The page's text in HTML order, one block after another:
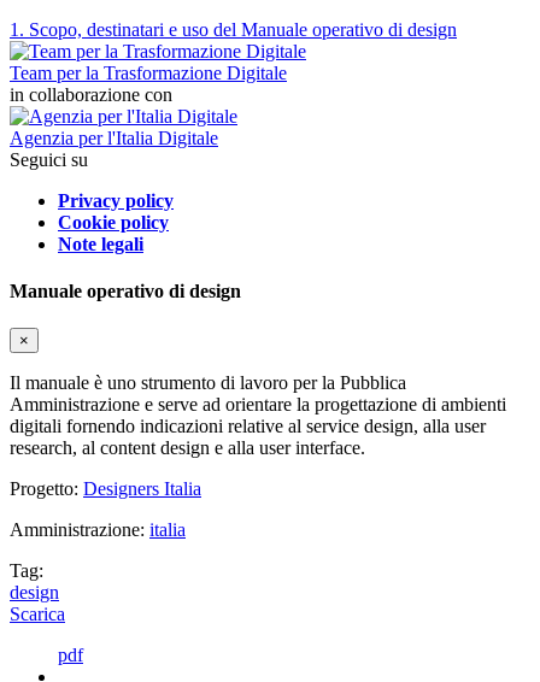
1. Scopo, destinatari e uso del Manuale operativo di design
Team per la Trasformazione Digitale
in collaborazione con
Agenzia per l'Italia Digitale
Seguici su
Privacy policy
Cookie policy
Note legali
Manuale operativo di design
×
Il manuale è uno strumento di lavoro per la Pubblica
Amministrazione e serve ad orientare la progettazione di ambienti
digitali fornendo indicazioni relative al service design, alla user
research, al content design e alla user interface.
Progetto: Designers Italia
Amministrazione: italia
Tag:
design
Scarica
pdf